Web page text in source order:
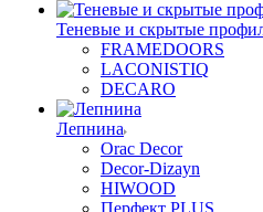
Теневые и скрытые
FRAMEDOORS
LACONISTIQ
DECARO
Лепнина
Orac Decor
Decor-Dizayn
HIWOOD
Перфект PLUS